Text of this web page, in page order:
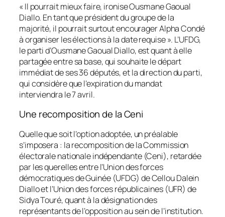
« Il pourrait mieux faire, ironise Ousmane Gaoual
Diallo. En tant que président du groupe de la
majorité, il pourrait surtout encourager Alpha Condé
à organiser les élections à la date requise ». L’UFDG,
le parti d’Ousmane Gaoual Diallo, est quant à elle
partagée entre sa base, qui souhaite le départ
immédiat de ses 36 députés, et la direction du parti,
qui considère que l’expiration du mandat
interviendra le 7 avril.
Une recomposition de la Ceni
Quelle que soit l’option adoptée, un préalable
s’imposera : la recomposition de la Commission
électorale nationale indépendante (Ceni), retardée
par les querelles entre l’Union des forces
démocratiques de Guinée (UFDG) de Cellou Dalein
Diallo et l’Union des forces républicaines (UFR) de
Sidya Touré, quant à la désignation des
représentants de l’opposition au sein de l’institution.